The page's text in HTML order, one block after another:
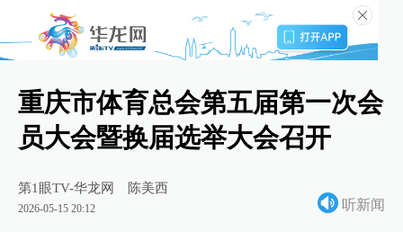
重庆市体育总会第五届第一次会
员大会暨换届选举大会召开
第1眼TV-华龙网 陈美西
2026-05-15 20:12 听新闻